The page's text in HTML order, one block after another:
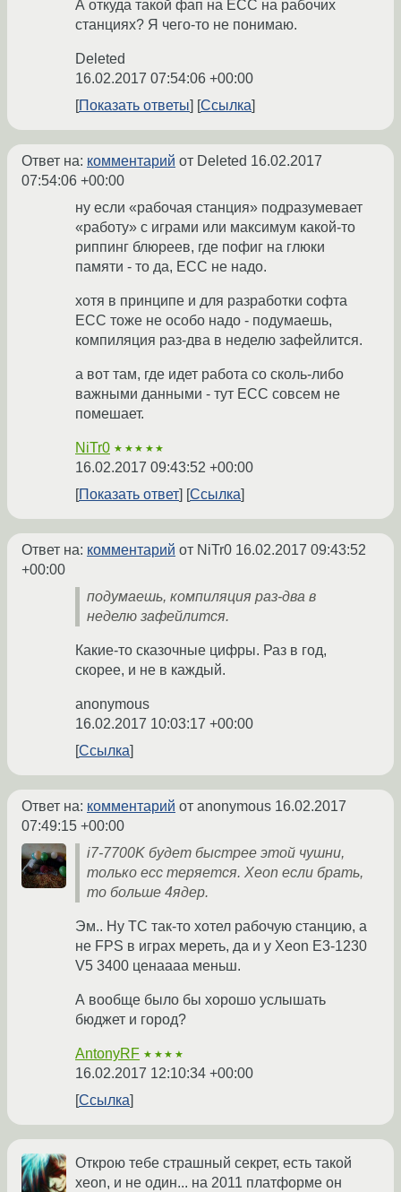
А откуда такой фап на ЕСС на рабочих
станциях? Я чего-то не понимаю.
Deleted
16.02.2017 07:54:06 +00:00
Показать ответы
Ссылка
Ответ на: комментарий от Deleted 16.02.2017
07:54:06 +00:00
ну если «рабочая станция» подразумевает
«работу» с играми или максимум какой-то
риппинг блюреев, где пофиг на глюки
памяти - то да, ЕСС не надо.
хотя в принципе и для разработки софта
ЕСС тоже не особо надо - подумаешь,
компиляция раз-два в неделю зафейлится.
а вот там, где идет работа со сколь-либо
важными данными - тут ЕСС совсем не
помешает.
NiTr0 ★★★★★
16.02.2017 09:43:52 +00:00
Показать ответ
Ссылка
Ответ на: комментарий от NiTr0 16.02.2017 09:43:52
+00:00
подумаешь, компиляция раз-два в
неделю зафейлится.
Какие-то сказочные цифры. Раз в год,
скорее, и не в каждый.
anonymous
16.02.2017 10:03:17 +00:00
Ссылка
Ответ на: комментарий от anonymous 16.02.2017
07:49:15 +00:00
i7-7700K будет быстрее этой чушни,
только ecc теряется. Xeon если брать,
то больше 4ядер.
Эм.. Ну ТС так-то хотел рабочую станцию, а
не FPS в играх мереть, да и у Xeon E3-1230
V5 3400 ценаааа меньш.
А вообще было бы хорошо услышать
бюджет и город?
AntonyRF ★★★★
16.02.2017 12:10:34 +00:00
Ссылка
Открою тебе страшный секрет, есть такой
xeon, и не один... на 2011 платформе он